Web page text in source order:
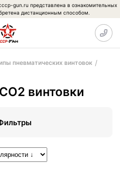
gun.ru представлена в ознакомительных
дистанционным способом.
пневматических винтовок
винтовки